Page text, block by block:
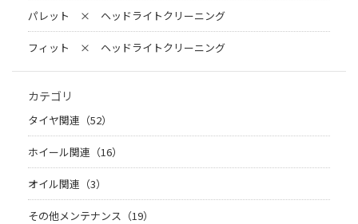
パレット × ヘッドライトクリーニング
フィット × ヘッドライトクリーニング
カテゴリ
タイヤ関連（52）
ホイール関連（16）
オイル関連（3）
その他メンテナンス（19）